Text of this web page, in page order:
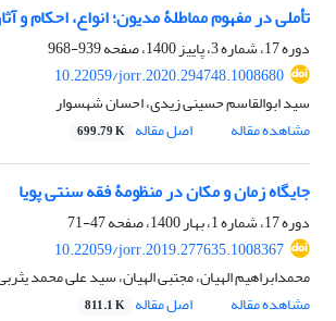
تأملی در مفهوم مماطلۀ مدیون؛ انواع، احکام و
دوره 17، شماره 3، پاییز 1400، صفحه
939-968
10.22059/jorr.2020.294748.1008680
سید ابوالقاسم حسینی زیدی، احسان شهسوار
مشاهده مقاله
اصل مقاله 699.79 K
جایگاه زمان و مکان در منظومۀ فقه سنتی پویا
دوره 17، شماره 1، بهار 1400، صفحه
47-71
10.22059/jorr.2019.277635.1008367
محمدابراهیم الهیان، مجتبی الهیان، سید علی محمد
مشاهده مقاله
اصل مقاله 811.1 K